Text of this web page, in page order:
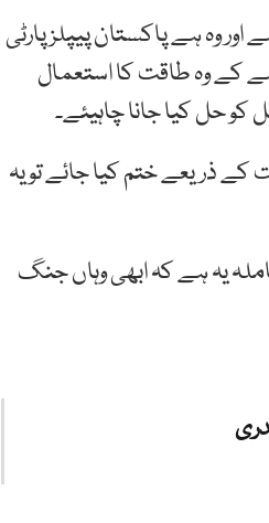
وہ ہے پاکستان پیپلز پارٹی
کے وہ طاقت کا استعمال
حل کیا جانا چاہیئے۔
کے ذریعے ختم کیا جائے تو یہ
یہ ہے کہ ابھی وہاں جنگ